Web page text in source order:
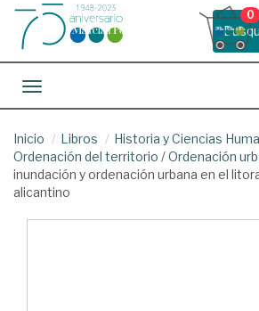
0
Toggle navigation
Inicio Libros Historia y Ciencias
Ordenación del territorio /Ordenación
inundación y ordenación urbana en el
alicantino